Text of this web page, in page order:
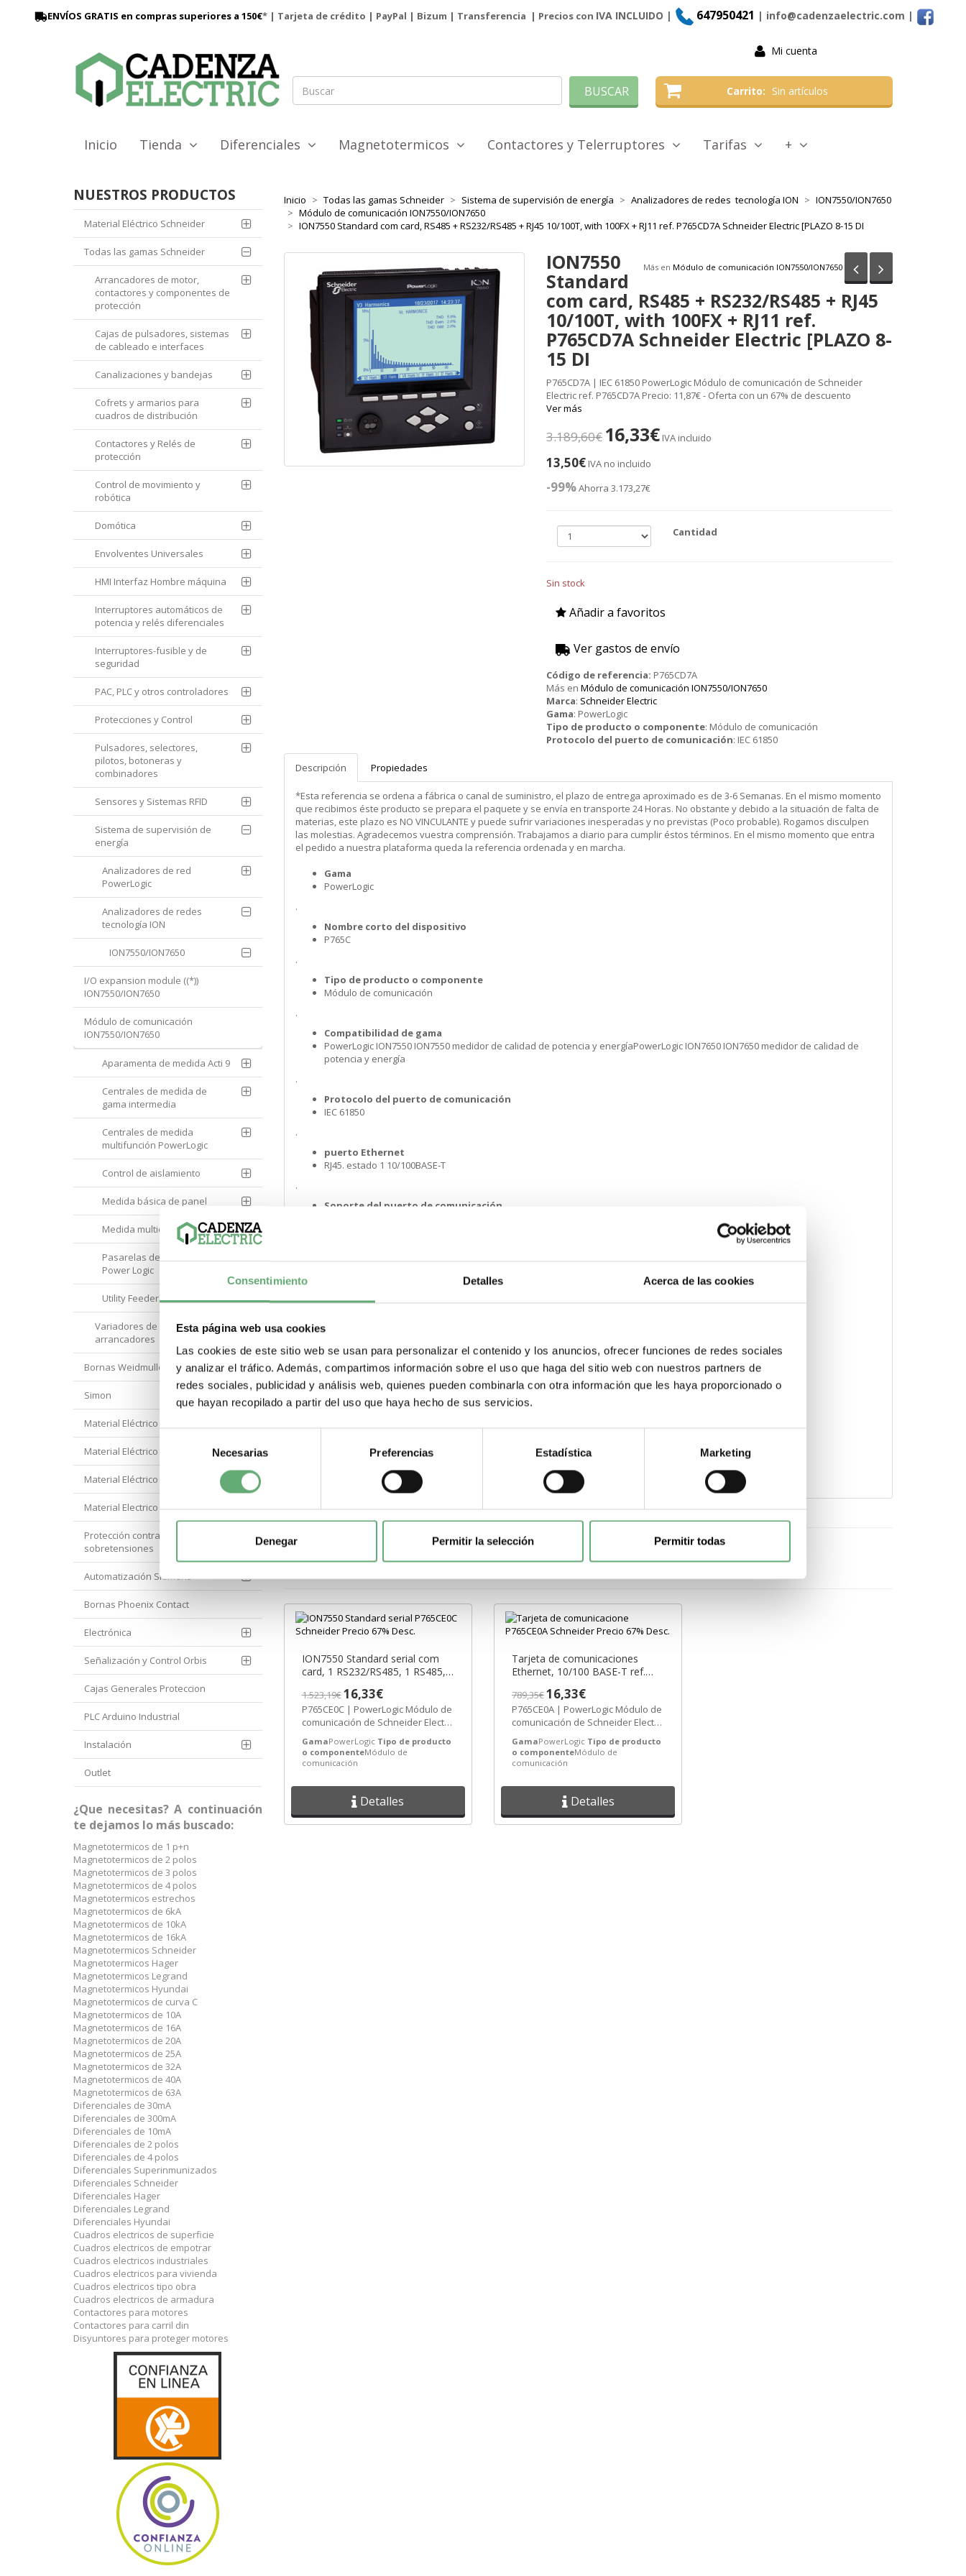
Consentimiento Detalles Acerca de las cookies
Esta página web usa cookies
Las cookies de este sitio web se usan para personalizar el contenido y los anuncios, ofrecer funciones de redes sociales
y analizar el tráfico. Además, compartimos información sobre el uso que haga del sitio web con nuestros partners de
redes sociales, publicidad y análisis web, quienes pueden combinarla con otra información que les haya proporcionado o
que hayan recopilado a partir del uso que haya hecho de sus servicios.
Selección
consentimiento
Necesarias Preferencias Estadística Marketing
Denegar Permitir la selección Permitir todas
ENVÍOS GRATIS en compras superiores a 150€* | Tarjeta de crédito | PayPal | Bizum | Transferencia | Precios con IVA INCLUIDO | 647950421 | info@cadenzaelectric.com |
Mi cuenta
Carrito Sin artículos
BUSCAR
Inicio Tienda Diferenciales Magnetotermicos Contactores y Telerruptores Tarifas +
Inicio Todas las gamas Schneider Sistema de supervisión de energía Analizadores de redes tecnología ION
ION7550/ION7650
Módulo de comunicación ION7550/ION7650
ION7550 Standard com card, RS485 + RS232/RS485 + RJ45 10/100T, with 100FX + RJ11 ref. P765CD7A Schneider Electric [PLAZO 8-15 DI
Más en Módulo de comunicación ION7550/ION7650 Anterior
ION7550
Standard
com card, RS485 + RS232/RS485 + RJ45
10/100T, with 100FX + RJ11 ref.
P765CD7A Schneider Electric [PLAZO 8-
15 DI
P765CD7A | IEC 61850 PowerLogic Módulo de comunicación de Schneider
Electric ref. P765CD7A Precio: 11,87€ - Oferta con un 67% de descuento
Ver más
3.189,60€ 16,33€ IVA incluido
13,50€ IVA no incluido
-99%Ahorra 3.173,27€
Cantidad
Sin stock
Añadir a favoritos
Ver gastos de envío
Código de referencia: P765CD7A
Más enMódulo de comunicación ION7550/ION7650
Marca: Schneider Electric
Gama: PowerLogic
Tipo de producto o componente: Módulo de comunicación
Protocolo del puerto de comunicación: IEC 61850
Descripción Propiedades
*Esta referencia se ordena a fábrica o canal de suministro, el plazo de entrega aproximado es de 3-6 Semanas. En el mismo momento
que recibimos éste producto se prepara el paquete y se envía en transporte 24 Horas. No obstante y debido a la situación de falta de
materias, este plazo es NO VINCULANTE y puede sufrir variaciones inesperadas y no previstas (Poco probable). Rogamos disculpen
las molestias. Agradecemos vuestra comprensión. Trabajamos a diario para cumplir éstos términos. En el mismo momento que entra
el pedido a nuestra plataforma queda la referencia ordenada y en marcha.
Gama
PowerLogic
.
Nombre corto del dispositivo
P765C
.
Tipo de producto o componente
Módulo de comunicación
.
Compatibilidad de gama
PowerLogic ION7550 ION7550 medidor de calidad de potencia y energíaPowerLogic ION7650 ION7650 medidor de calidad de
potencia y energía
.
Protocolo del puerto de comunicación
IEC 61850
.
puerto Ethernet
RJ45. estado 1 10/100BASE-T
.
Soporte del puerto de comunicación
Anchura
167 mm
Altura
184 mm
Compartir este producto Compartir en Pinterest
Compartir en Google+
Compartir en Twitter
Compartir en Facebook
ION7550 Standard serial com
card, 1 RS232/RS485, 1 RS485,
P765CE0C Schneider Electric
[PLAZO 8-15 DIAS
1.523,19€16,33€
P765CE0C | PowerLogic Módulo de
comunicación de Schneider Electric
GamaPowerLogic Tipo de producto
o componenteMódulo de
comunicación
Detalles
Tarjeta de comunicaciones
Ethernet, 10/100 BASE-T ref.
[PLAZO 3-6 SEMANAS]
789,35€16,33€
P765CE0A | PowerLogic Módulo de
comunicación de Schneider Electric
GamaPowerLogic Tipo de producto
o componenteMódulo de
comunicación
Detalles
NUESTROS PRODUCTOS
Material Eléctrico Schneider
Todas las gamas Schneider
Arrancadores de motor,
contactores y componentes de
protección
Cajas de pulsadores, sistemas
de cableado e interfaces
Canalizaciones y bandejas
Cofrets y armarios para
cuadros de distribución
Contactores y Relés de
protección
Control de movimiento y
robótica
Domótica
Envolventes Universales
HMI Interfaz Hombre máquina
Interruptores automáticos de
potencia y relés diferenciales
Interruptores-fusible y de
seguridad
PAC, PLC y otros controladores
Protecciones y Control
Pulsadores, selectores,
pilotos, botoneras y
combinadores
Sensores y Sistemas RFID
Sistema de supervisión de
energía
Analizadores de red
PowerLogic
Analizadores de redes
tecnología ION
ION7550/ION7650
I/O expansion module ((*))
ION7550/ION7650
Módulo de comunicación
ION7550/ION7650
Aparamenta de medida Acti 9
Centrales de medida de
gama intermedia
Centrales de medida
multifunción PowerLogic
Control de aislamiento
Medida básica de panel
Medida multicircuito
Pasarelas de comunicación
Power Logic
Utility Feeder Meters
Variadores de velocidad y
arrancadores
Bornas Weidmuller
Simon
Material Eléctrico Eaton
Material Eléctrico Hager
Material Eléctrico Hyundai
Material Electrico Legrand
Protección contra
sobretensiones
Automatización Siemens
Bornas Phoenix Contact
Electrónica
Señalización y Control Orbis
Cajas Generales Proteccion
PLC Arduino Industrial
Instalación
Outlet
¿Que necesitas? A continuación
te dejamos lo más buscado:
Magnetotermicos de 1 p+n
Magnetotermicos de 2 polos
Magnetotermicos de 3 polos
Magnetotermicos de 4 polos
Magnetotermicos estrechos
Magnetotermicos de 6kA
Magnetotermicos de 10kA
Magnetotermicos de 16kA
Magnetotermicos Schneider
Magnetotermicos Hager
Magnetotermicos Legrand
Magnetotermicos Hyundai
Magnetotermicos de curva C
Magnetotermicos de 10A
Magnetotermicos de 16A
Magnetotermicos de 20A
Magnetotermicos de 25A
Magnetotermicos de 32A
Magnetotermicos de 40A
Magnetotermicos de 63A
Diferenciales de 30mA
Diferenciales de 300mA
Diferenciales de 10mA
Diferenciales de 2 polos
Diferenciales de 4 polos
Diferenciales Superinmunizados
Diferenciales Schneider
Diferenciales Hager
Diferenciales Legrand
Diferenciales Hyundai
Cuadros electricos de superficie
Cuadros electricos de empotrar
Cuadros electricos industriales
Cuadros electricos para vivienda
Cuadros electricos tipo obra
Cuadros electricos de armadura
Contactores para motores
Contactores para carril din
Disyuntores para proteger motores